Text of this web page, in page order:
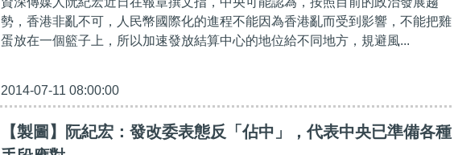
勢，香港非亂不可，人民幣國際化的進程不能因為香港亂而受到影響，不能把雞
蛋放在一個籃子上，所以加速發放結算中心的地位給不同地方，規避風...
2014-07-11 08:00:00
【製圖】阮紀宏：發改委表態反「佔中」，代表中央已準備各種